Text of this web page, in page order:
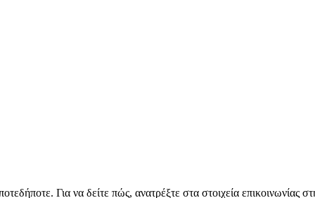
Για να δείτε πώς, ανατρέξτε στα στοιχεία επικοινωνίας